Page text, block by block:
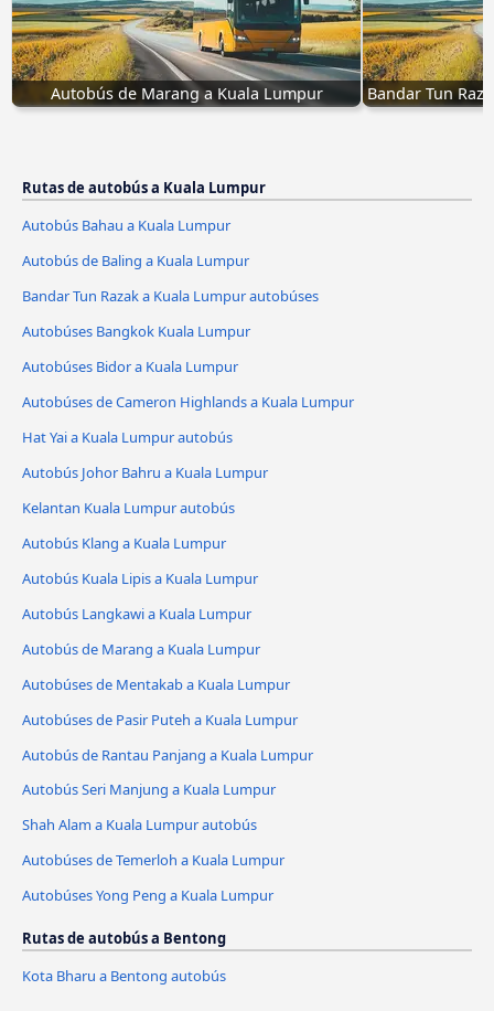
Autobús de Marang a Kuala Lumpur Bandar Tun
Rutas de autobús a Kuala Lumpur
Autobús Bahau a Kuala Lumpur
Autobús de Baling a Kuala Lumpur
Bandar Tun Razak a Kuala Lumpur autobúses
Autobúses Bangkok Kuala Lumpur
Autobúses Bidor a Kuala Lumpur
Autobúses de Cameron Highlands a Kuala Lumpur
Hat Yai a Kuala Lumpur autobús
Autobús Johor Bahru a Kuala Lumpur
Kelantan Kuala Lumpur autobús
Autobús Klang a Kuala Lumpur
Autobús Kuala Lipis a Kuala Lumpur
Autobús Langkawi a Kuala Lumpur
Autobús de Marang a Kuala Lumpur
Autobúses de Mentakab a Kuala Lumpur
Autobúses de Pasir Puteh a Kuala Lumpur
Autobús de Rantau Panjang a Kuala Lumpur
Autobús Seri Manjung a Kuala Lumpur
Shah Alam a Kuala Lumpur autobús
Autobúses de Temerloh a Kuala Lumpur
Autobúses Yong Peng a Kuala Lumpur
Rutas de autobús a Bentong
Kota Bharu a Bentong autobús